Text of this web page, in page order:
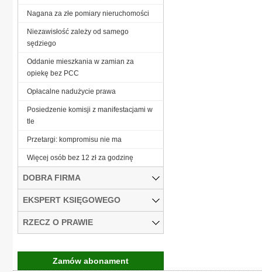
Nagana za złe pomiary nieruchomości
Niezawisłość zależy od samego
sędziego
Oddanie mieszkania w zamian za
opiekę bez PCC
Opłacalne nadużycie prawa
Posiedzenie komisji z manifestacjami w
tle
Przetargi: kompromisu nie ma
Więcej osób bez 12 zł za godzinę
DOBRA FIRMA
EKSPERT KSIĘGOWEGO
RZECZ O PRAWIE
Zamów abonament